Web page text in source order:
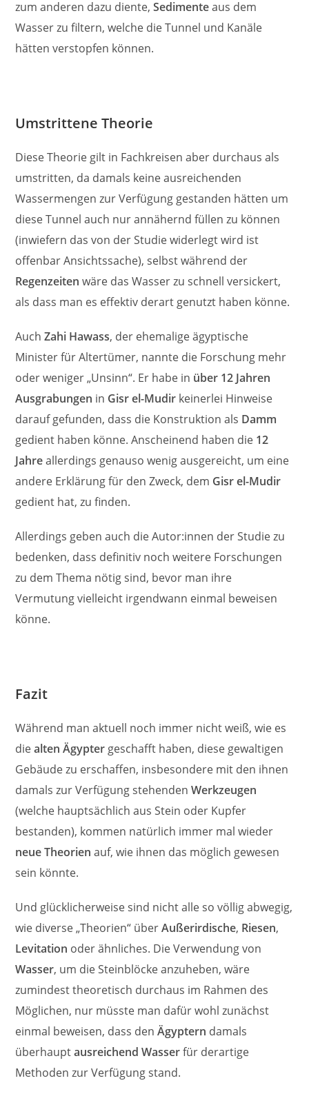
zum anderen dazu diente,Sedimenteaus dem
Wasser zu filtern, welche die Tunnel und Kanäle
hätten verstopfen können.
Umstrittene Theorie
Diese Theorie gilt in Fachkreisen aber durchaus als
umstritten, da damals keine ausreichenden
Wassermengen zur Verfügung gestanden hätten um
diese Tunnel auch nur annähernd füllen zu können
(inwiefern das von der Studie widerlegt wird ist
offenbar Ansichtssache), selbst während der
Regenzeiten wäre das Wasser zu schnell versickert,
als dass man es effektiv derart genutzt haben könne.
AuchZahi Hawass, der ehemalige ägyptische
Minister für Altertümer, nannte die Forschung mehr
oder weniger „Unsinn“. Er habe in über 12 Jahren
Ausgrabungen in Gisr el-Mudir keinerlei Hinweise
darauf gefunden, dass die Konstruktion als Damm
gedient haben könne. Anscheinend haben die 12
Jahreallerdings genauso wenig ausgereicht, um eine
andere Erklärung für den Zweck, dem Gisr el-Mudir
gedient hat, zu finden.
Allerdings geben auch die Autor:innen der Studie zu
bedenken, dass definitiv noch weitere Forschungen
zu dem Thema nötig sind, bevor man ihre
Vermutung vielleicht irgendwann einmal beweisen
könne.
Fazit
Während man aktuell noch immer nicht weiß, wie es
diealten Ägypter geschafft haben, diese gewaltigen
Gebäude zu erschaffen, insbesondere mit den ihnen
damals zur Verfügung stehendenWerkzeugen
(welche hauptsächlich aus Stein oder Kupfer
bestanden), kommen natürlich immer mal wieder
neue Theorien auf, wie ihnen das möglich gewesen
sein könnte.
Und glücklicherweise sind nicht alle so völlig abwegig,
wie diverse „Theorien“ überAußerirdische, Riesen,
Levitation oder ähnliches. Die Verwendung von
Wasser, um die Steinblöcke anzuheben, wäre
zumindest theoretisch durchaus im Rahmen des
Möglichen, nur müsste man dafür wohl zunächst
einmal beweisen, dass denÄgyptern damals
überhauptausreichend Wasserfür derartige
Methoden zur Verfügung stand.